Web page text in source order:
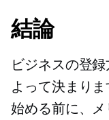
結論
ビジネスの登
よって決まり
始める前に、